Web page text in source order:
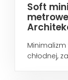
Soft
chłodnej,